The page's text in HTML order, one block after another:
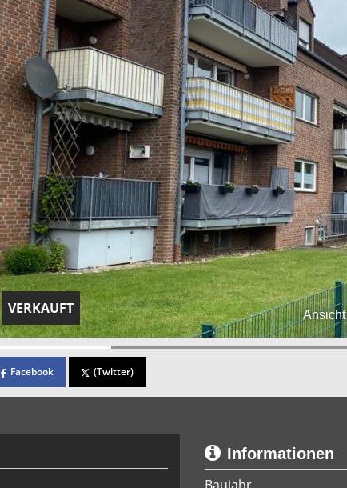
VERKAUFT
Facebook (Twitter)
Informationen